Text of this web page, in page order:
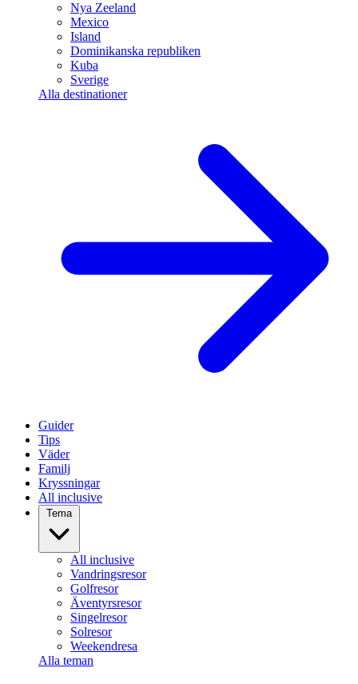
Nya Zeeland
Mexico
Island
Dominikanska republiken
Kuba
Sverige
Alla destinationer
Guider
Tips
Väder
Familj
Kryssningar
All inclusive
Tema
All inclusive
Vandringsresor
Golfresor
Äventyrsresor
Singelresor
Solresor
Weekendresa
Alla teman